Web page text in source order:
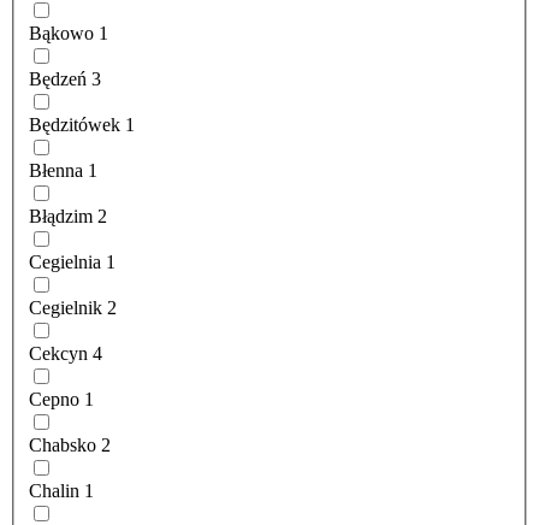
Bąkowo 1
Będzeń 3
Będzitówek 1
Błenna 1
Błądzim 2
Cegielnia 1
Cegielnik 2
Cekcyn 4
Cepno 1
Chabsko 2
Chalin 1